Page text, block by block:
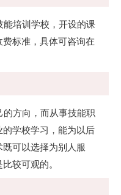
培训学校，开设的课
标准，具体可咨询在
方向，而从事技能职
学校学习，能为以后
可以选择为别人服
较可观的。